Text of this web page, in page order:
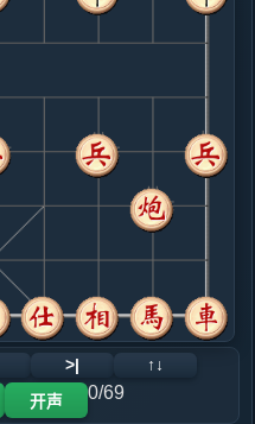
仕六进五
象３进５
车６退２
马七进六
>| ↑↓
开声 0/69